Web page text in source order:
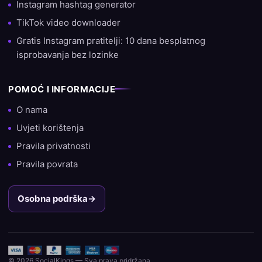
Želiš li danas započeti s rastom svog računa? Odaberi
SocialKings i uvjeri se sam zašto smo stranica broj 1 za kupnju
pratitelja, lajkova i pregleda.
Instagram hashtag generator
TikTok video downloader
Gratis Instagram pratitelji: 10 dana besplatnog
isprobavanja bez lozinke
POMOĆ I INFORMACIJE
O nama
Uvjeti korištenja
Pravila privatnosti
Pravila povrata
Osobna podrška→